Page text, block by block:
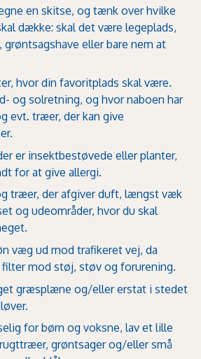
en skitse, og tænk over hvilke
dække: skal det være legeplads,
grøntsagshave eller bare nem at
hvor din favoritplads skal være.
og solretning, og hvor naboen har
evt. træer, der kan give
er insektbestøvede eller planter,
for at give allergi.
træer, der afgiver duft, længst væk
og udeområder, hvor du skal
væg ud mod trafikeret vej, da
filter mod støj, støv og forurening.
græsplæne og/eller erstat i stedet
for børn og voksne, lav et lille
grøntsager og/eller små